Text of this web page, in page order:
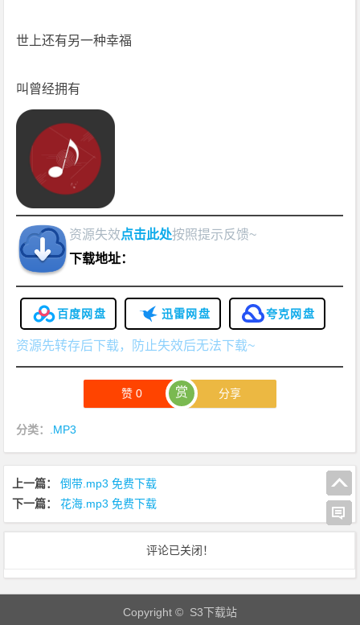
世上还有另一种幸福
叫曾经拥有
资源失效点击此处按照提示反馈~
下载地址：
百度网盘 迅雷网盘 夸克网盘
资源先转存后下载，防止失效后无法下载~
赞0 赏 分享
分类： .MP3
上一篇：
倒带.mp3 免费下载
下一篇：
花海.mp3 免费下载
评论已关闭！
Copyright © S3下载站